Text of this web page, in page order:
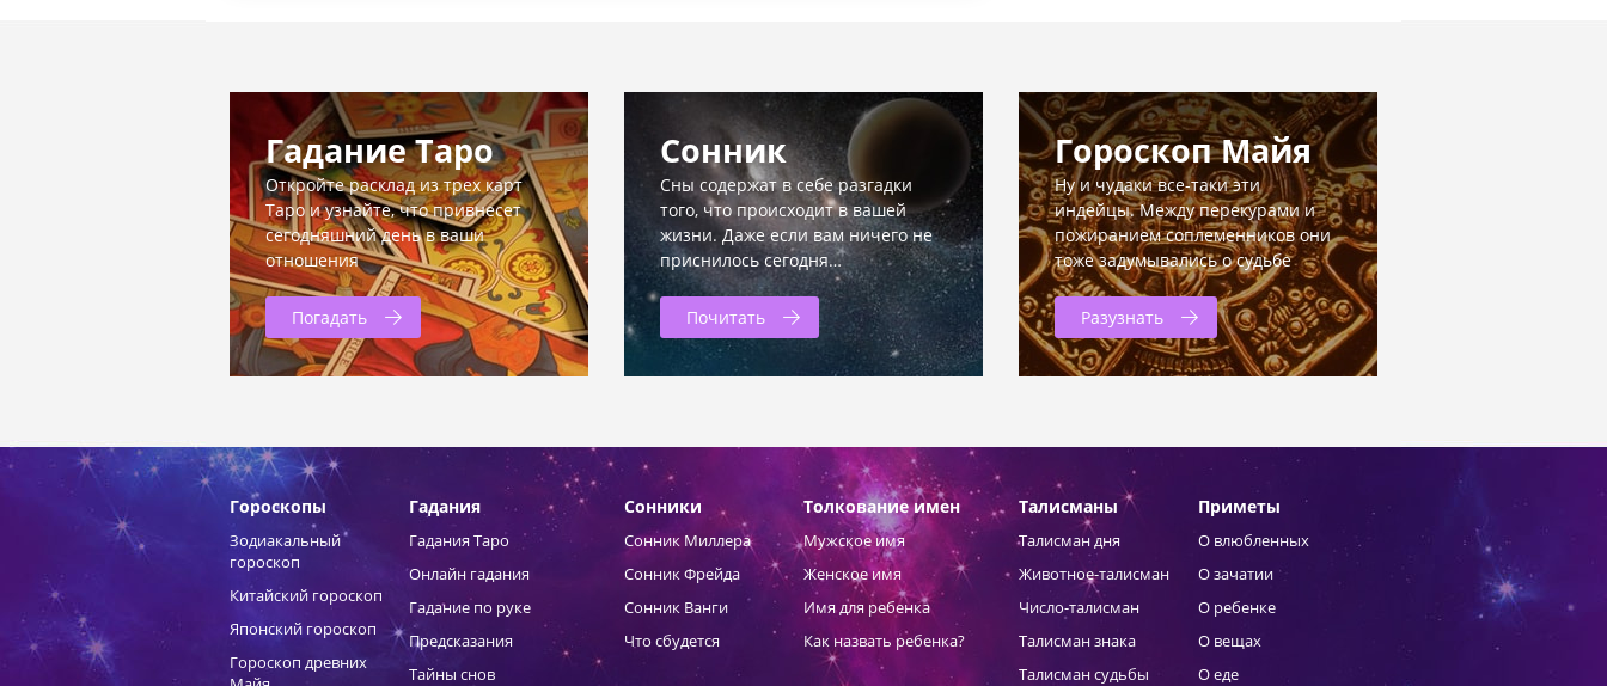
Гадание Таро
Откройте расклад из трех карт
Таро и узнайте, что привнесет
сегодняшний день в ваши
отношения
Погадать
Сонник
Сны содержат в себе разгадки
того, что происходит в вашей
жизни. Даже если вам ничего не
приснилось сегодня…
Почитать
Гороскоп Майя
Ну и чудаки все-таки эти
индейцы. Между перекурами и
пожиранием соплеменников они
тоже задумывались о судьбе
Разузнать
Гороскопы
Зодиакальный
гороскоп
Китайский гороскоп
Японский гороскоп
Гороскоп древних
Гадания
Гадания Таро
Онлайн гадания
Гадание по руке
Предсказания
Тайны снов
Сонники
Сонник Миллера
Сонник Фрейда
Сонник Ванги
Что сбудется
Толкование имен
Мужское имя
Женское имя
Имя для ребенка
Как назвать ребенка?
Талисманы
Талисман дня
Животное-талисман
Число-талисман
Талисман знака
Талисман судьбы
Приметы
О влюбленных
О зачатии
О ребенке
О вещах
О еде